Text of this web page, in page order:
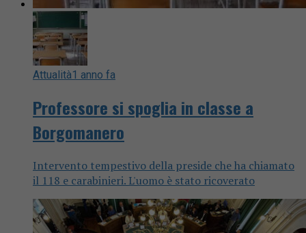
Attualità1 anno fa
Professore si spoglia in classe a
Borgomanero
Intervento tempestivo della preside che ha chiamato
il 118 e carabinieri. L'uomo è stato ricoverato